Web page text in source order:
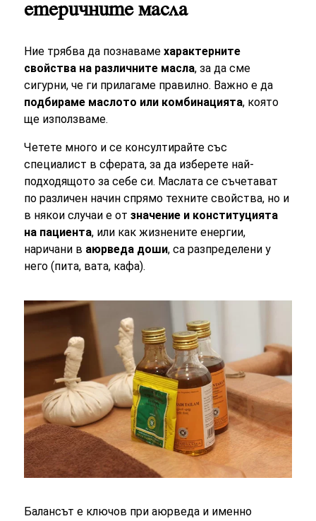
етеричните масла
Ние трябва да познавамехарактерните
свойства на различните масла, за да сме
сигурни, че ги прилагаме правилно. Важно е да
подбираме маслото или комбинацията, която
ще използваме.
Четете много и се консултирайте със
специалист в сферата, за да изберете най-
подходящото за себе си. Маслата се съчетават
по различен начин спрямо техните свойства, но и
в някои случаи е отзначение и конституцията
на пациента, или как жизнените енергии,
наричани в аюрведа доши, са разпределени у
него (пита, вата, кафа).
Балансът е ключов при аюрведа и именно